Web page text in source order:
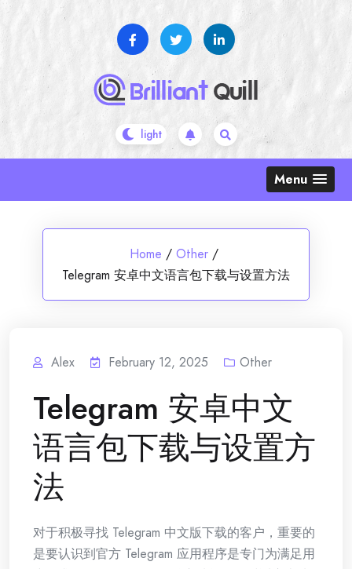
content
Menu
Home / Other /
Telegram 安卓中文语言包下载与设置方法
Alex February 12, 2025 Other
Telegram 安卓中文
语言包下载与设置方
法
对于积极寻找 Telegram 中文版下载的客户，重要的
是要认识到官方 Telegram 应用程序是专门为满足用